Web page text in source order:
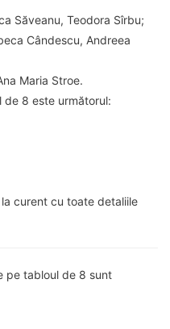
Săveanu, Teodora Sîrbu;
Cândescu, Andreea
Maria Stroe.
8 este următorul:
curent cu toate detaliile
pe tabloul de 8 sunt